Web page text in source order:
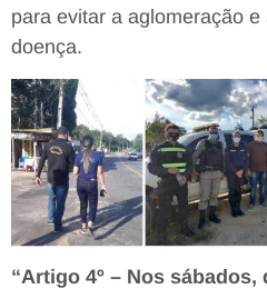
para evitar a aglomeração
doença.
“Artigo 4º – Nos